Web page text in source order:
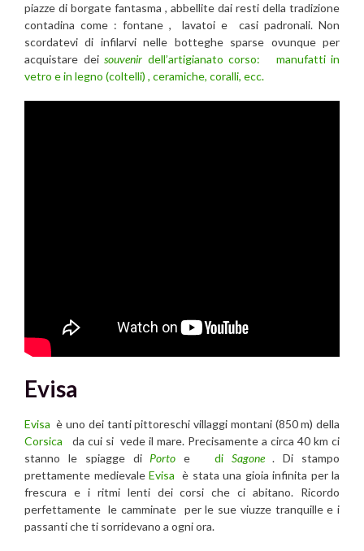
piazze di borgate fantasma , abbellite dai resti della tradizione
contadina come : fontane , lavatoi e casi padronali. Non
scordatevi di infilarvi nelle botteghe sparse ovunque per
acquistare dei souvenir dell’artigianato corso: manufatti in
vetro e in legno (coltelli) , ceramiche, coralli, ecc.
Evisa
Evisa è uno dei tanti pittoreschi villaggi montani (850 m) della
Corsica da cui si vede il mare. Precisamente a circa 40 km ci
stanno le spiagge di Porto e di Sagone. Di stampo
prettamente medievale Evisa è stata una gioia infinita per la
frescura e i ritmi lenti dei corsi che ci abitano. Ricordo
perfettamente le camminate per le sue viuzze tranquille e i
passanti che ti sorridevano a ogni ora.